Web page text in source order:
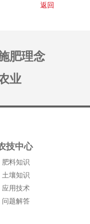
返回
肥理念
业
技中心
肥料知识
土壤知识
应用技术
问题解答